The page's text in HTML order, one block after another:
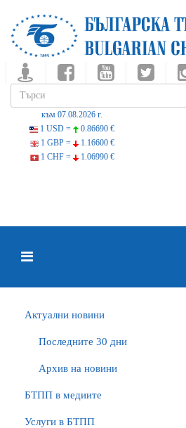
към 07.08.2026 г.
1 USD =
0.86690 €
1 GBP =
1.16600 €
1 CHF =
1.06990 €
Актуални новини
Последните 30 дни
Архив на новини
БTПП в медиите
Услуги в БТПП